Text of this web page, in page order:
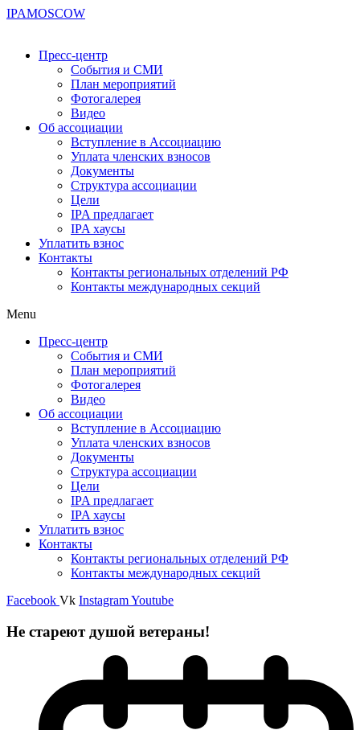
IPAMOSCOW
Пресс-центр
События и СМИ
План мероприятий
Фотогалерея
Видео
Об ассоциации
Вступление в Ассоциацию
Уплата членских взносов
Документы
Структура ассоциации
Цели
IPA предлагает
IPA хаусы
Уплатить взнос
Контакты
Контакты региональных отделений РФ
Контакты международных секций
Menu
Пресс-центр
События и СМИ
План мероприятий
Фотогалерея
Видео
Об ассоциации
Вступление в Ассоциацию
Уплата членских взносов
Документы
Структура ассоциации
Цели
IPA предлагает
IPA хаусы
Уплатить взнос
Контакты
Контакты региональных отделений РФ
Контакты международных секций
Facebook Vk InstagramYoutube
Не стареют душой ветераны!